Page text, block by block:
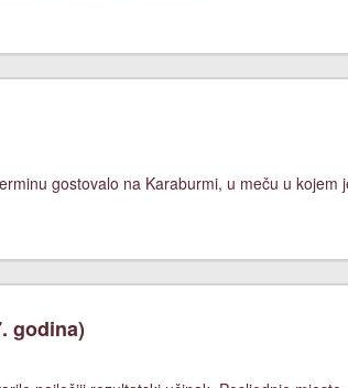
gostovalo na Karaburmi, u meču u kojem
godina)